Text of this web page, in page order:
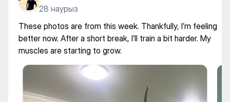
28 наурыз
These photos are from this week. Thankfully, I’m feeling
better now. After a short break, I’ll train a bit harder. My
muscles are starting to grow.